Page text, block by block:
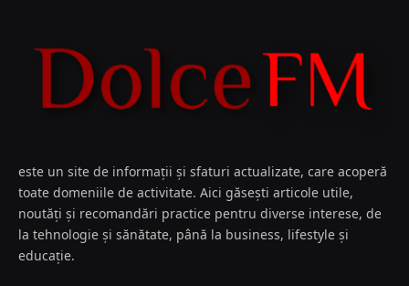
este un site de informații și sfaturi actualizate, care acoperă
toate domeniile de activitate. Aici găsești articole utile,
noutăți și recomandări practice pentru diverse interese, de
la tehnologie și sănătate, până la business, lifestyle și
educație.